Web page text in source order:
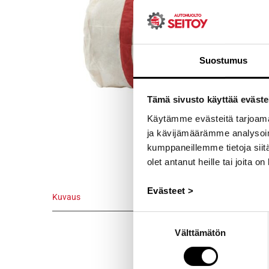
Suostumus
Tämä sivusto käyttää
Käytämme evästeitä
ja kävijämäärämme
kumppaneillemme tietoja
olet antanut heille tai joita
Evästeet >
Välttämätön
Kuvaus
Kuvaus
Ole aina